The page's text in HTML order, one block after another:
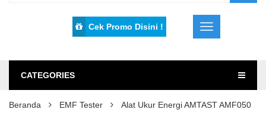
Cek Promo Disini !
CATEGORIES
Beranda EMF Tester Alat Ukur Energi AMTAST AMF050